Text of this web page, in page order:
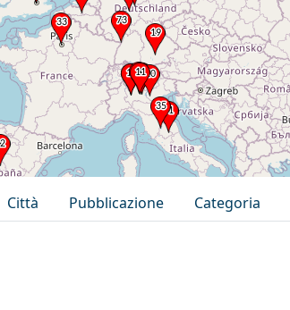
Città Pubblicazione Categoria